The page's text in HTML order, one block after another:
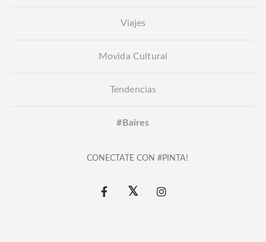
Viajes
Movida Cultural
Tendencias
#Baires
CONECTATE CON #PINTA!